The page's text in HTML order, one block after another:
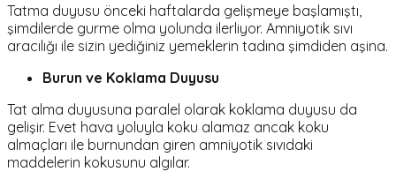
Tatma duyusu önceki haftalarda gelişmeye başlamıştı,
şimdilerde gurme olma yolunda ilerliyor. Amniyotik sıvı
aracılığı ile sizin yediğiniz yemeklerin tadına şimdiden aşina.
Burun ve Koklama Duyusu
Tat alma duyusuna paralel olarak koklama duyusu da
gelişir. Evet hava yoluyla koku alamaz ancak koku
almaçları ile burnundan giren amniyotik sıvıdaki
maddelerin kokusunu algılar.